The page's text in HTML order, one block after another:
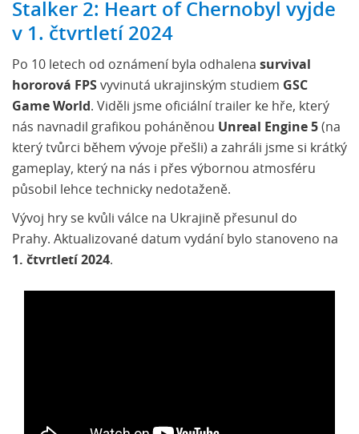
Stalker 2: Heart of Chernobyl vyjde
v 1. čtvrtletí 2024
Po 10 letech od oznámení byla odhalena survival
hororová FPS vyvinutá ukrajinským studiem GSC
Game World . Viděli jsme oficiální trailer ke hře, který
nás navnadil grafikou poháněnou Unreal Engine 5 (na
který tvůrci během vývoje přešli) a zahráli jsme si krátký
gameplay, který na nás i přes výbornou atmosféru
působil lehce technicky nedotaženě.
Vývoj hry se kvůli válce na Ukrajině přesunul do
Prahy. Aktualizované datum vydání bylo stanoveno na
1. čtvrtletí 2024.